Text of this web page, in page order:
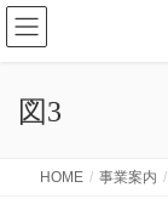
図3
HOME 事業案内